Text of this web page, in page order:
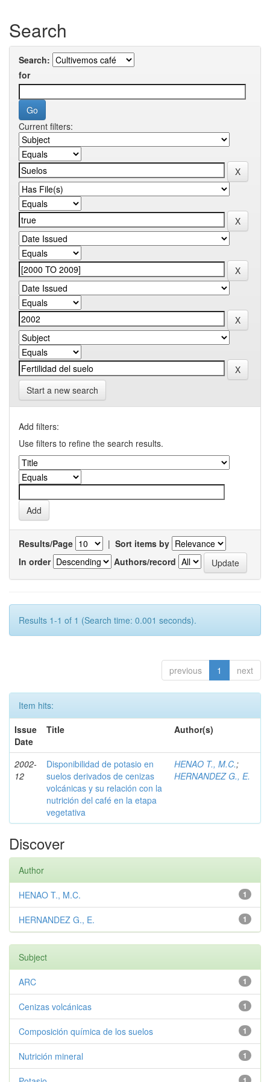
Search
Search:
for
Current filters:
Start a new search
Add filters:
Use filters to refine the search results.
Results/Page | Sort items by
In order
Authors/record
Results 1-1 of 1 (Search time: 0.001 seconds).
previous 1 next
Item hits:
Issue
Date
Title Author(s)
2002-
12
Disponibilidad de potasio en
suelos derivados de cenizas
volcánicas y su relación con la
nutrición del café en la etapa
vegetativa
HENAO T., M.C.;
HERNANDEZ G., E.
Discover
Author
1
HENAO T., M.C.
1
HERNANDEZ G., E.
Subject
1
ARC
1
Cenizas volcánicas
1
Composición química de los suelos
1
Nutrición mineral